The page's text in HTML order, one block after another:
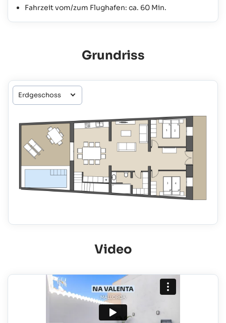
Fahrzeit vom/zum Flughafen: ca. 60 Min.
Grundriss
Video